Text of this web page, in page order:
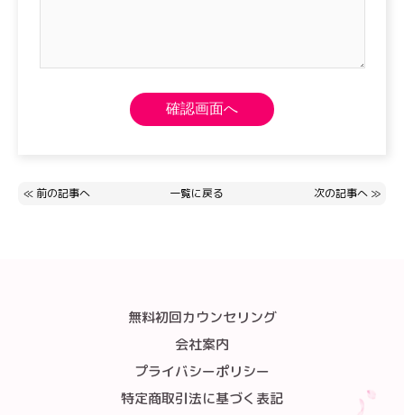
≪ 前の記事へ 一覧に戻る 次の記事へ ≫
無料初回カウンセリング
会社案内
プライバシーポリシー
特定商取引法に基づく表記